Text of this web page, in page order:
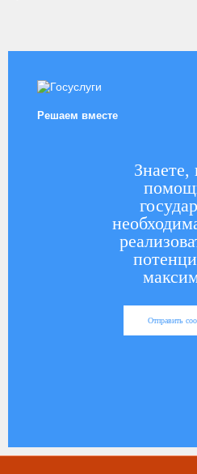
Решаем вместе
Знаете,
Отправить